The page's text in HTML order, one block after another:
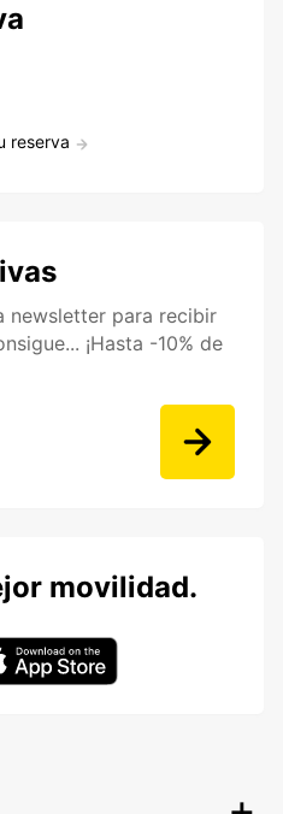
reserva
newsletter para recibir
¡Hasta -10% de
movilidad.